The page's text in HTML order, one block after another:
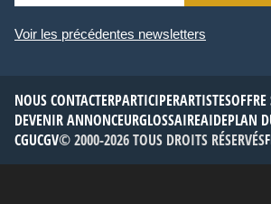
Voir les précédentes newsletters
NOUS CONTACTERPARTICIPERARTISTES
DEVENIR ANNONCEURGLOSSAIREAIDEPLAN
CGUCGV© 2000-2026 TOUS DROITS RÉSERVÉS